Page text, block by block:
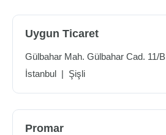
Uygun Ticaret
Gülbahar Mah. Gülbahar Cad. 11/B
İstanbul | Şişli
Promar